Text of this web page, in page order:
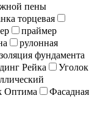
пены
торцевая
праймер
рулонная
фундамента
Рейка
Уголок
Оптима
Фасадная